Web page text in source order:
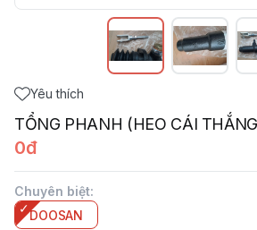
Yêu thích
TỔNG PHANH (HEO CÁI
0đ
Chuyên biệt:
DOOSAN